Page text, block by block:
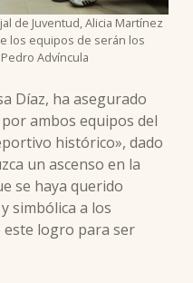
de Juventud, Alicia Martínez
los equipos de serán los
Advíncula
Díaz, ha asegurado
ambos equipos del
histórico», dado
un ascenso en la
se haya querido
simbólica a los
logro para ser